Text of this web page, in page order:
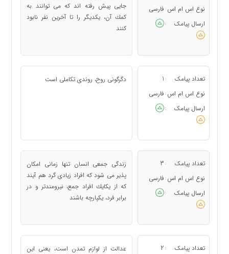
نوع اس ام اس : فارسی
ارسال پیامک
:
جایی پیش رفته اند كه می توانند به
كمك آن، یكدیگر را تا آخرین نفر نابود
كنند
تعداد پیامک :
1
نوع اس ام اس : فارسی
ارسال پیامک
:
دگرگونی روح، روندی تكاملی است
تعداد پیامک :
3
نوع اس ام اس : فارسی
ارسال پیامک
:
زندگی جمعی انسان تنها زمانی امكان
پذیر می شود كه افراد زیادی گرد هم آیند
كه از یكایك افراد جمع، نیرومندتر و در
برابر فرد، یكپارچه باشند
تعداد پیامک :
2
عدالت از لوازم تمدن است، یعنی این